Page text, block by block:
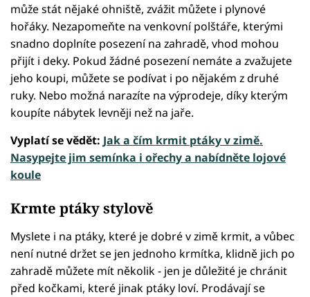
může stát nějaké ohniště, zvážit můžete i plynové
hořáky. Nezapomeňte na venkovní polštáře, kterými
snadno doplníte posezení na zahradě, vhod mohou
přijít i deky. Pokud žádné posezení nemáte a zvažujete
jeho koupi, můžete se podívat i po nějakém z druhé
ruky. Nebo možná narazíte na výprodeje, díky kterým
koupíte nábytek levněji než na jaře.
Vyplatí se vědět: Jak a čím krmit ptáky v zimě.
Nasypejte jim semínka i ořechy a nabídněte lojové
koule
Krmte ptáky stylově
Myslete i na ptáky, které je dobré v zimě krmit, a vůbec
není nutné držet se jen jednoho krmítka, klidně jich po
zahradě můžete mít několik - jen je důležité je chránit
před kočkami, které jinak ptáky loví. Prodávají se